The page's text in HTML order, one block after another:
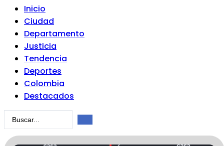
Inicio
Ciudad
Departamento
Justicia
Tendencia
Deportes
Colombia
Destacados
Search